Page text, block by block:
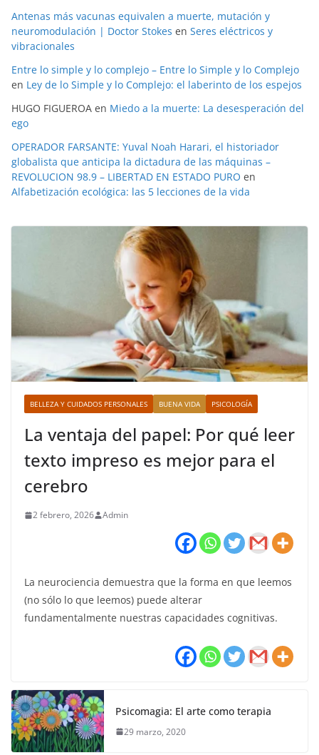
Antenas más vacunas equivalen a muerte, mutación y
neuromodulación | Doctor Stokes en Seres eléctricos y
vibracionales
Entre lo simple y lo complejo – Entre lo Simple y lo Complejo
en Ley de lo Simple y lo Complejo: el laberinto de los espejos
HUGO FIGUEROA en Miedo a la muerte: La desesperación del
ego
OPERADOR FARSANTE: Yuval Noah Harari, el historiador
globalista que anticipa la dictadura de las máquinas –
REVOLUCION 98.9 – LIBERTAD EN ESTADO PURO en
Alfabetización ecológica: las 5 lecciones de la vida
BELLEZA Y CUIDADOS PERSONALES BUENA VIDA PSICOLOGÍA
La ventaja del papel: Por qué leer
texto impreso es mejor para el
cerebro
2 febrero, 2026 Admin
La neurociencia demuestra que la forma en que leemos
(no sólo lo que leemos) puede alterar
fundamentalmente nuestras capacidades cognitivas.
Psicomagia: El arte como terapia
29 marzo, 2020